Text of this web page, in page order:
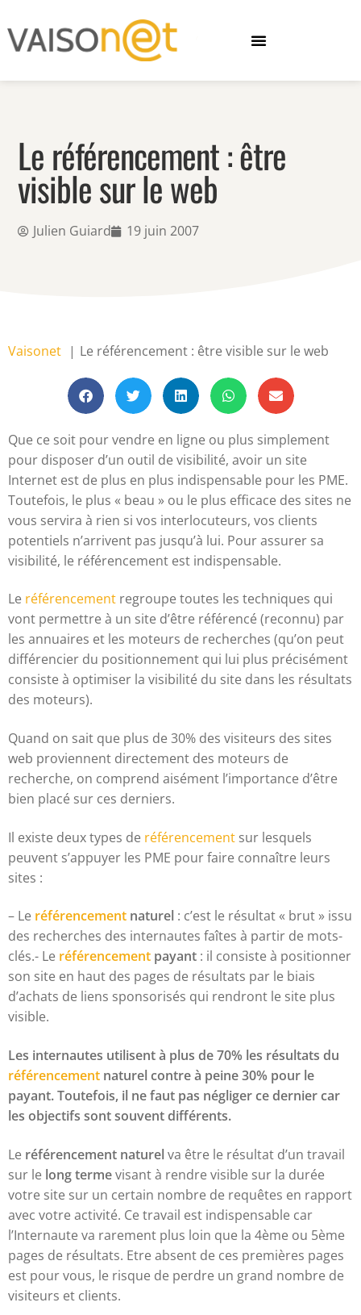
Le référencement : être
visible sur le web
Julien Guiard 19 juin 2007
Vaisonet Le référencement : être visible sur le web
Que ce soit pour vendre en ligne ou plus simplement
pour disposer d’un outil de visibilité, avoir un site
Internet est de plus en plus indispensable pour les PME.
Toutefois, le plus « beau » ou le plus efficace des sites ne
vous servira à rien si vos interlocuteurs, vos clients
potentiels n’arrivent pas jusqu’à lui. Pour assurer sa
visibilité, le référencement est indispensable.
Le référencement regroupe toutes les techniques qui
vont permettre à un site d’être référencé (reconnu) par
les annuaires et les moteurs de recherches (qu’on peut
différencier du positionnement qui lui plus précisément
consiste à optimiser la visibilité du site dans les résultats
des moteurs).
Quand on sait que plus de 30% des visiteurs des sites
web proviennent directement des moteurs de
recherche, on comprend aisément l’importance d’être
bien placé sur ces derniers.
Il existe deux types de référencement sur lesquels
peuvent s’appuyer les PME pour faire connaître leurs
sites :
– Le référencement naturel : c’est le résultat « brut » issu
des recherches des internautes faîtes à partir de mots-
clés.- Le référencement payant : il consiste à positionner
son site en haut des pages de résultats par le biais
d’achats de liens sponsorisés qui rendront le site plus
visible.
Les internautes utilisent à plus de 70% les résultats du
référencement naturel contre à peine 30% pour le
payant. Toutefois, il ne faut pas négliger ce dernier car
les objectifs sont souvent différents.
Le référencement naturel va être le résultat d’un travail
sur le long termevisant à rendre visible sur la durée
votre site sur un certain nombre de requêtes en rapport
avec votre activité. Ce travail est indispensable car
l’Internaute va rarement plus loin que la 4ème ou 5ème
pages de résultats. Etre absent de ces premières pages
est pour vous, le risque de perdre un grand nombre de
visiteurs et clients.